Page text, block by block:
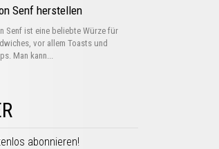
Senf herstellen
Senf ist eine beliebte Würze für
vor allem Toasts und
Man kann...
abonnieren!